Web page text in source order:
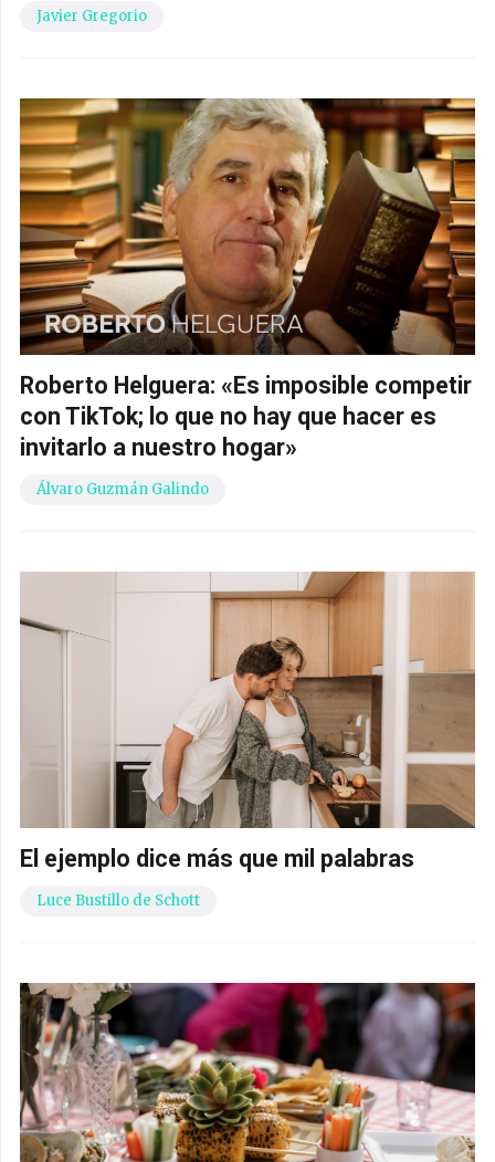
Javier Gregorio
Roberto Helguera: «Es imposible competir
con TikTok; lo que no hay que hacer es
invitarlo a nuestro hogar»
Álvaro Guzmán Galindo
El ejemplo dice más que mil palabras
Luce Bustillo de Schott